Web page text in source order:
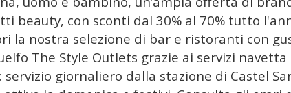
beauty, con sconti dal 30% al 70% tutto
la nostra selezione di bar e ristoranti con
The Style Outlets grazie ai servizi
giornaliero dalla stazione di Castel